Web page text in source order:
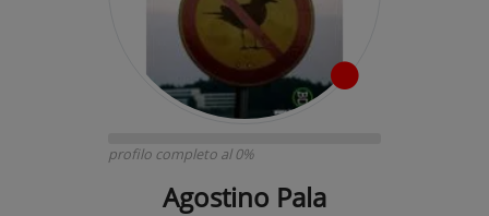
profilo completo al 0%
Agostino Pala